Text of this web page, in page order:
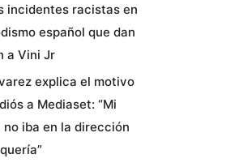
incidentes racistas en
español que dan
a Vini Jr
explica el motivo
a Mediaset: “Mi
iba en la dirección